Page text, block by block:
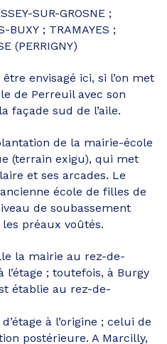
SUR-GROSNE ;
BUXY ; TRAMAYES ;
(PERRIGNY)
envisagé ici, si l’on met
de Perreuil avec son
façade sud de l’aile.
de la mairie-école
(terrain exigu), qui met
et ses arcades. Le
école de filles de
de soubassement
préaux voûtés.
la mairie au rez-de-
; toutefois, à Burgy
établie au rez-de-
à l’origine ; celui de
postérieure. A Marcilly,